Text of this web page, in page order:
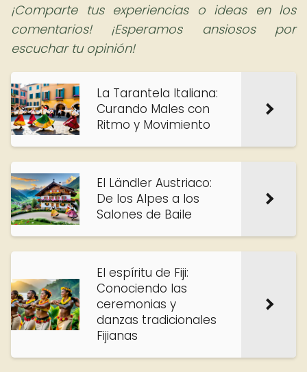
¡Comparte tus experiencias o ideas en los
comentarios! ¡Esperamos ansiosos por
escuchar tu opinión!
La Tarantela Italiana:
Curando Males con
Ritmo y Movimiento
El Ländler Austriaco:
De los Alpes a los
Salones de Baile
El espíritu de Fiji:
Conociendo las
ceremonias y
danzas tradicionales
Fijianas